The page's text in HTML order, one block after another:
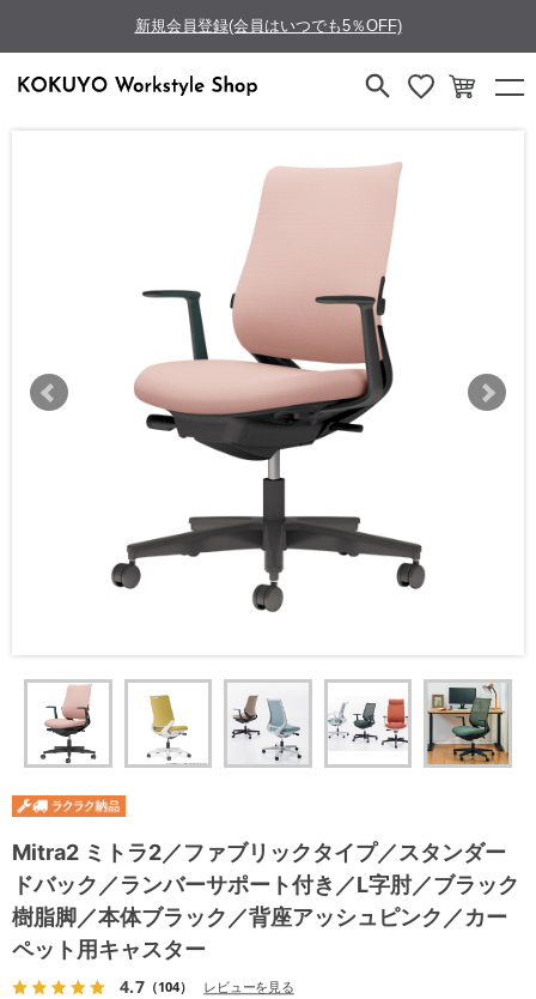
新規会員登録(会員はいつでも5％OFF)
Mitra2 ミトラ2／ファブリックタイプ／スタンダー
ドバック／ランバーサポート付き／L字肘／ブラック
樹脂脚／本体ブラック／背座アッシュピンク／カー
ペット用キャスター
4.7（104） レビューを見る